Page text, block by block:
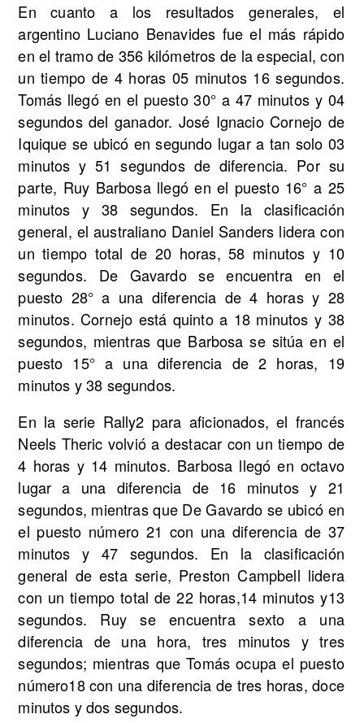
En cuanto a los resultados generales, el
argentino Luciano Benavides fue el más rápido
en el tramo de 356 kilómetros de la especial, con
un tiempo de 4 horas 05 minutos 16 segundos.
Tomás llegó en el puesto 30° a 47 minutos y 04
segundos del ganador. José Ignacio Cornejo de
Iquique se ubicó en segundo lugar a tan solo 03
minutos y 51 segundos de diferencia. Por su
parte, Ruy Barbosa llegó en el puesto 16° a 25
minutos y 38 segundos. En la clasificación
general, el australiano Daniel Sanders lidera con
un tiempo total de 20 horas, 58 minutos y 10
segundos. De Gavardo se encuentra en el
puesto 28° a una diferencia de 4 horas y 28
minutos. Cornejo está quinto a 18 minutos y 38
segundos, mientras que Barbosa se sitúa en el
puesto 15° a una diferencia de 2 horas, 19
minutos y 38 segundos.
En la serie Rally2 para aficionados, el francés
Neels Theric volvió a destacar con un tiempo de
4 horas y 14 minutos. Barbosa llegó en octavo
lugar a una diferencia de 16 minutos y 21
segundos, mientras que De Gavardo se ubicó en
el puesto número 21 con una diferencia de 37
minutos y 47 segundos. En la clasificación
general de esta serie, Preston Campbell lidera
con un tiempo total de 22 horas,14 minutos y13
segundos. Ruy se encuentra sexto a una
diferencia de una hora, tres minutos y tres
segundos; mientras que Tomás ocupa el puesto
número18 con una diferencia de tres horas, doce
minutos y dos segundos.